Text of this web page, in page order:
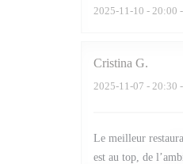
2025-11-10 - 20:00
Cristina G
2025-11-07 - 20:30
Le meilleur
est au top, de